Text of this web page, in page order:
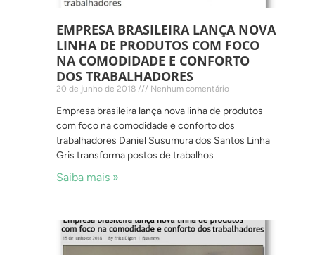
EMPRESA BRASILEIRA LANÇA NOVA
LINHA DE PRODUTOS COM FOCO
NA COMODIDADE E CONFORTO
DOS TRABALHADORES
20 de junho de 2018 Nenhum comentário
Empresa brasileira lança nova linha de produtos
com foco na comodidade e conforto dos
trabalhadores Daniel Susumura dos Santos Linha
Gris transforma postos de trabalhos
Saiba mais »